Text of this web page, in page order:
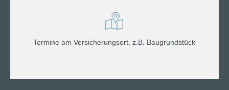
Termine am Versicherungsort, z.B. Baugrundstück